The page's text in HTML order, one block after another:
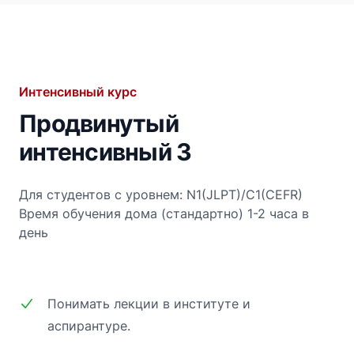
Интенсивный курс
Продвинутый
интенсивный 3
Для студентов с уровнем: N1(JLPT)/C1(CEFR)
Время обучения дома (стандартно) 1-2 часа в
день
Понимать лекции в институте и
аспирантуре.